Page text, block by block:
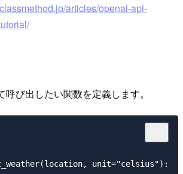
articles/openai-api-
呼び出したい関数を定義します。
unit="celsius"):